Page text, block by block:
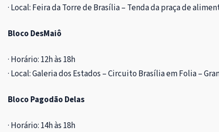
· Local: Feira da Torre de Brasília – Tenda da praça de
Bloco DesMaiô
· Horário: 12h às 18h
· Local: Galeria dos Estados – Circuito Brasília em Folia –
Bloco Pagodão Delas
· Horário: 14h às 18h